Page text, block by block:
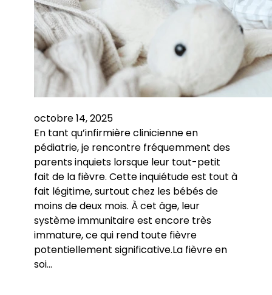
octobre 14, 2025
En tant qu’infirmière clinicienne en
pédiatrie, je rencontre fréquemment des
parents inquiets lorsque leur tout-petit
fait de la fièvre. Cette inquiétude est tout à
fait légitime, surtout chez les bébés de
moins de deux mois. À cet âge, leur
système immunitaire est encore très
immature, ce qui rend toute fièvre
potentiellement significative.La fièvre en
soi…